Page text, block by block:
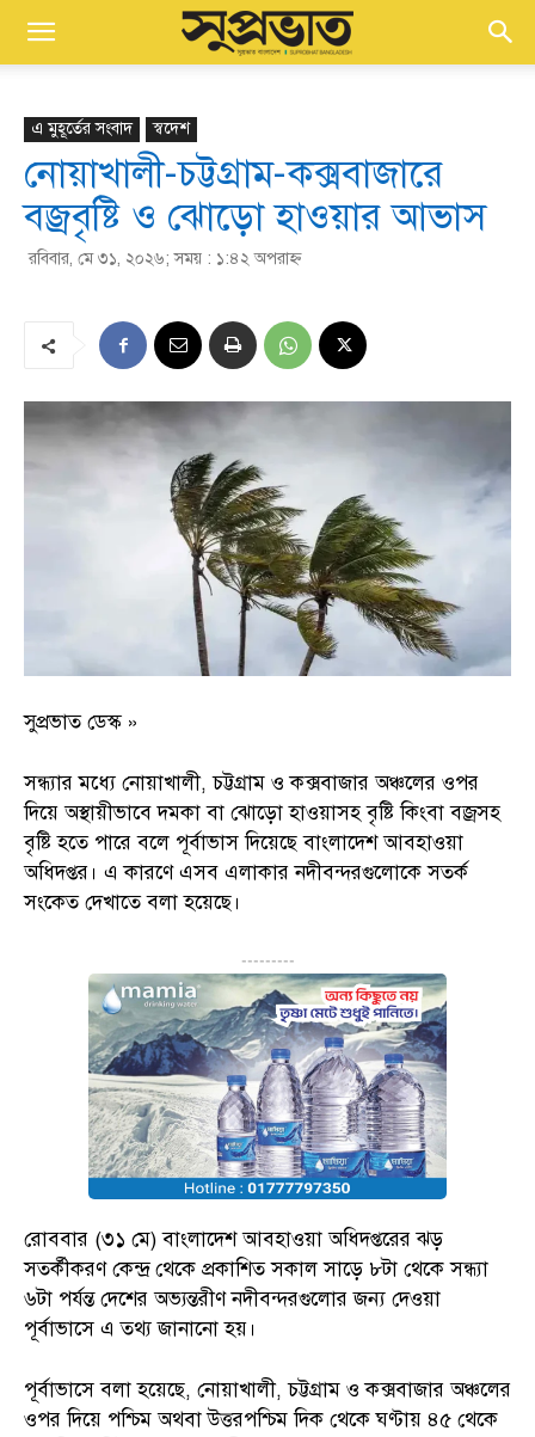
এ মুহূর্তের সংবাদ স্বদেশ
নোয়াখালী-চট্টগ্রাম-কক্সবাজারে
বজ্রবৃষ্টি ও ঝোড়ো হাওয়ার আভাস
রবিবার, মে ৩১, ২০২৬; সময় : ১:৪২ অপরাহ্ণ
সুপ্রভাত ডেস্ক »
সন্ধ্যার মধ্যে নোয়াখালী, চট্টগ্রাম ও কক্সবাজার অঞ্চলের ওপর
দিয়ে অস্থায়ীভাবে দমকা বা ঝোড়ো হাওয়াসহ বৃষ্টি কিংবা বজ্রসহ
বৃষ্টি হতে পারে বলে পূর্বাভাস দিয়েছে বাংলাদেশ আবহাওয়া
অধিদপ্তর। এ কারণে এসব এলাকার নদীবন্দরগুলোকে সতর্ক
সংকেত দেখাতে বলা হয়েছে।
---------
রোববার (৩১ মে) বাংলাদেশ আবহাওয়া অধিদপ্তরের ঝড়
সতর্কীকরণ কেন্দ্র থেকে প্রকাশিত সকাল সাড়ে ৮টা থেকে সন্ধ্যা
৬টা পর্যন্ত দেশের অভ্যন্তরীণ নদীবন্দরগুলোর জন্য দেওয়া
পূর্বাভাসে এ তথ্য জানানো হয়।
পূর্বাভাসে বলা হয়েছে, নোয়াখালী, চট্টগ্রাম ও কক্সবাজার অঞ্চলের
ওপর দিয়ে পশ্চিম অথবা উত্তরপশ্চিম দিক থেকে ঘণ্টায় ৪৫ থেকে